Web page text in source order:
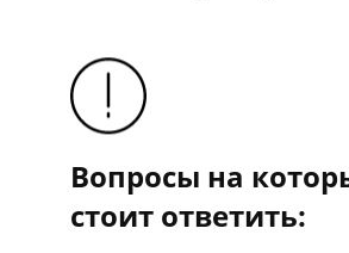
Вопросы на
стоит ответить: